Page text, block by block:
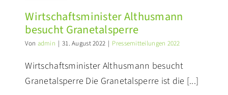
Wirtschaftsminister Althusmann
besucht Granetalsperre
Von admin | 31. August 2022 | Pressemitteilungen 2022
Wirtschaftsminister Althusmann besucht
Granetalsperre Die Granetalsperre ist die [...]